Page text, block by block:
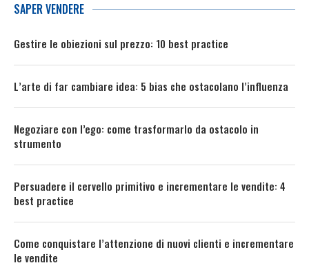
SAPER VENDERE
Gestire le obiezioni sul prezzo: 10 best practice
L’arte di far cambiare idea: 5 bias che ostacolano l’influenza
Negoziare con l’ego: come trasformarlo da ostacolo in
strumento
Persuadere il cervello primitivo e incrementare le vendite: 4
best practice
Come conquistare l’attenzione di nuovi clienti e incrementare
le vendite